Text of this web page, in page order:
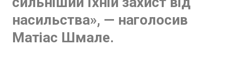
насильства», — наголосив
Матіас Шмале.